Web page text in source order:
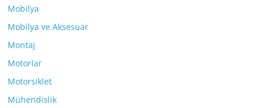
Mobilya
Mobilya ve Aksesuar
Montaj
Motorlar
Motorsiklet
Mühendislik